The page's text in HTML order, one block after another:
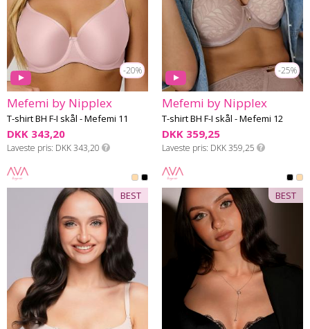
-20%
Mefemi by Nipplex
T-shirt BH F-I skål - Mefemi 11
DKK 343,20
Laveste pris DKK 343,20
-25%
Mefemi by Nipplex
T-shirt BH F-I skål - Mefemi 12
DKK 359,25
Laveste pris DKK 359,25
BEST BEST